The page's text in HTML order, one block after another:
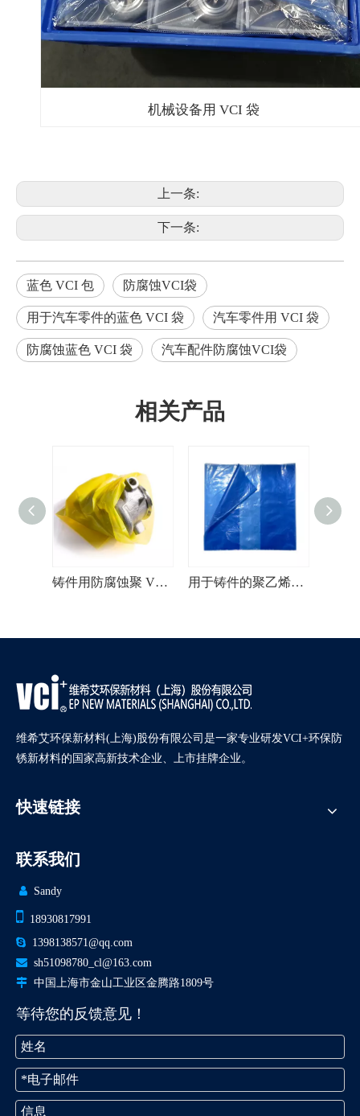
机械设备用 VCI 袋
上一条:
下一条:
蓝色 VCI 包 防腐蚀VCI袋
用于汽车零件的蓝色 VCI 袋 汽车零件用 VCI 袋
防腐蚀蓝色 VCI 袋 汽车配件防腐蚀VCI袋
相关产品
铸件用防腐蚀聚 VCI 袋 用于铸件的聚乙烯防锈 VCI 袋
维希艾环保新材料(上海)股份有限公司是一家专业研发VCI+环保防
锈新材料的国家高新技术企业、上市挂牌企业。
快速链接
联系我们
 Sandy
18930817991
 1398138571@qq.com
 sh51098780_cl@163.com
 中国上海市金山工业区金腾路1809号
等待您的反馈意见！